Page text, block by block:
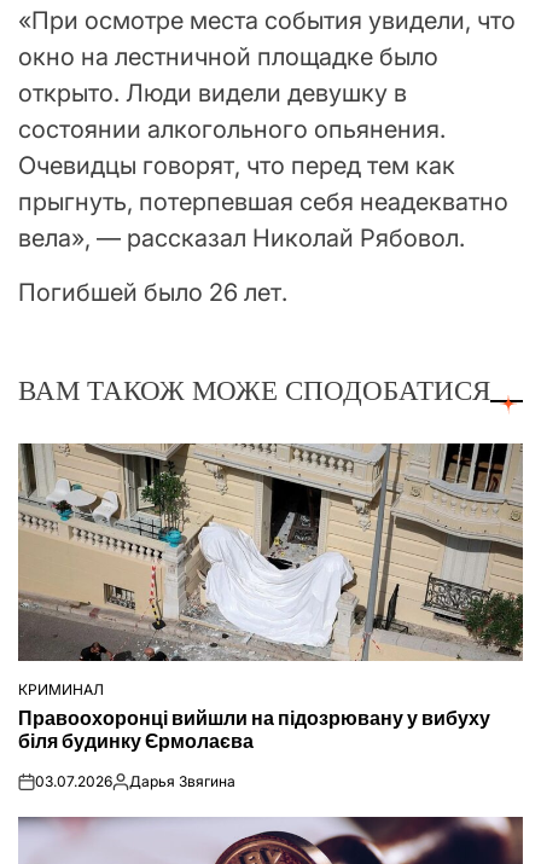
«При осмотре места события увидели, что
окно на лестничной площадке было
открыто. Люди видели девушку в
состоянии алкогольного опьянения.
Очевидцы говорят, что перед тем как
прыгнуть, потерпевшая себя неадекватно
вела», — рассказал Николай Рябовол.
Погибшей было 26 лет.
ВАМ ТАКОЖ МОЖЕ СПОДОБАТИСЯ
ОПУБЛІКУВАТИ
КРИМИНАЛ
Правоохоронці вийшли на підозрювану у вибуху
біля будинку Єрмолаєва
on03.07.2026Опубліковано
Дарья Звягина